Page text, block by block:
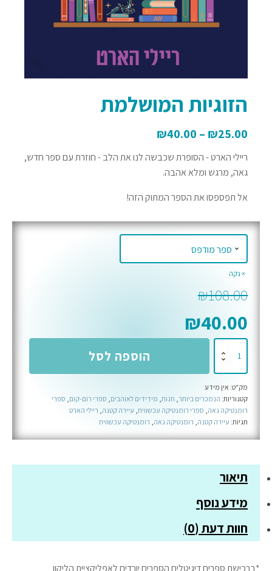
הזוגיות המושלמת
₪25.00
–
₪40.00
ריילי הארט - הסופרת שכבשה לנו את הלב - חוזרת עם ספר חדש,
גאה, מרגש ומלא אהבה.
אל תפספסו את הספר המתוק הזה!
נקה
₪108.00
₪40.00
המושלמת
הוספה לסל
מק"ט: אין מידע
קטגוריות: הנמכרים ביותר חנות מידידים לאוהבים ספרי רום-קום ספרי
רומנטיקה גאה ספרי רומנטיקה עכשווית עיירה קטנה ריילי הארט
תגיות: עיירה קטנה רומנטיקה גאה רומנטיקה עכשווית
תיאור
מידע נוסף
חוות דעת (0)
*ברכישת ספרים דיגיטלים הספרים יורדים לאפליקציית הליקון